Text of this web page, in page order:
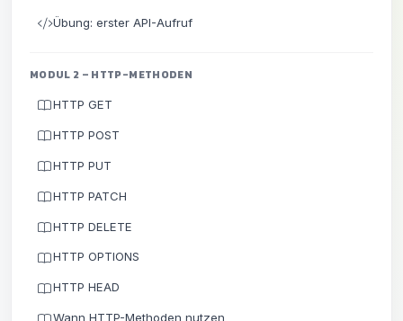
Übung: erster API-Aufruf
MODUL 2 – HTTP-METHODEN
HTTP GET
HTTP POST
HTTP PUT
HTTP PATCH
HTTP DELETE
HTTP OPTIONS
HTTP HEAD
Wann HTTP-Methoden nutzen